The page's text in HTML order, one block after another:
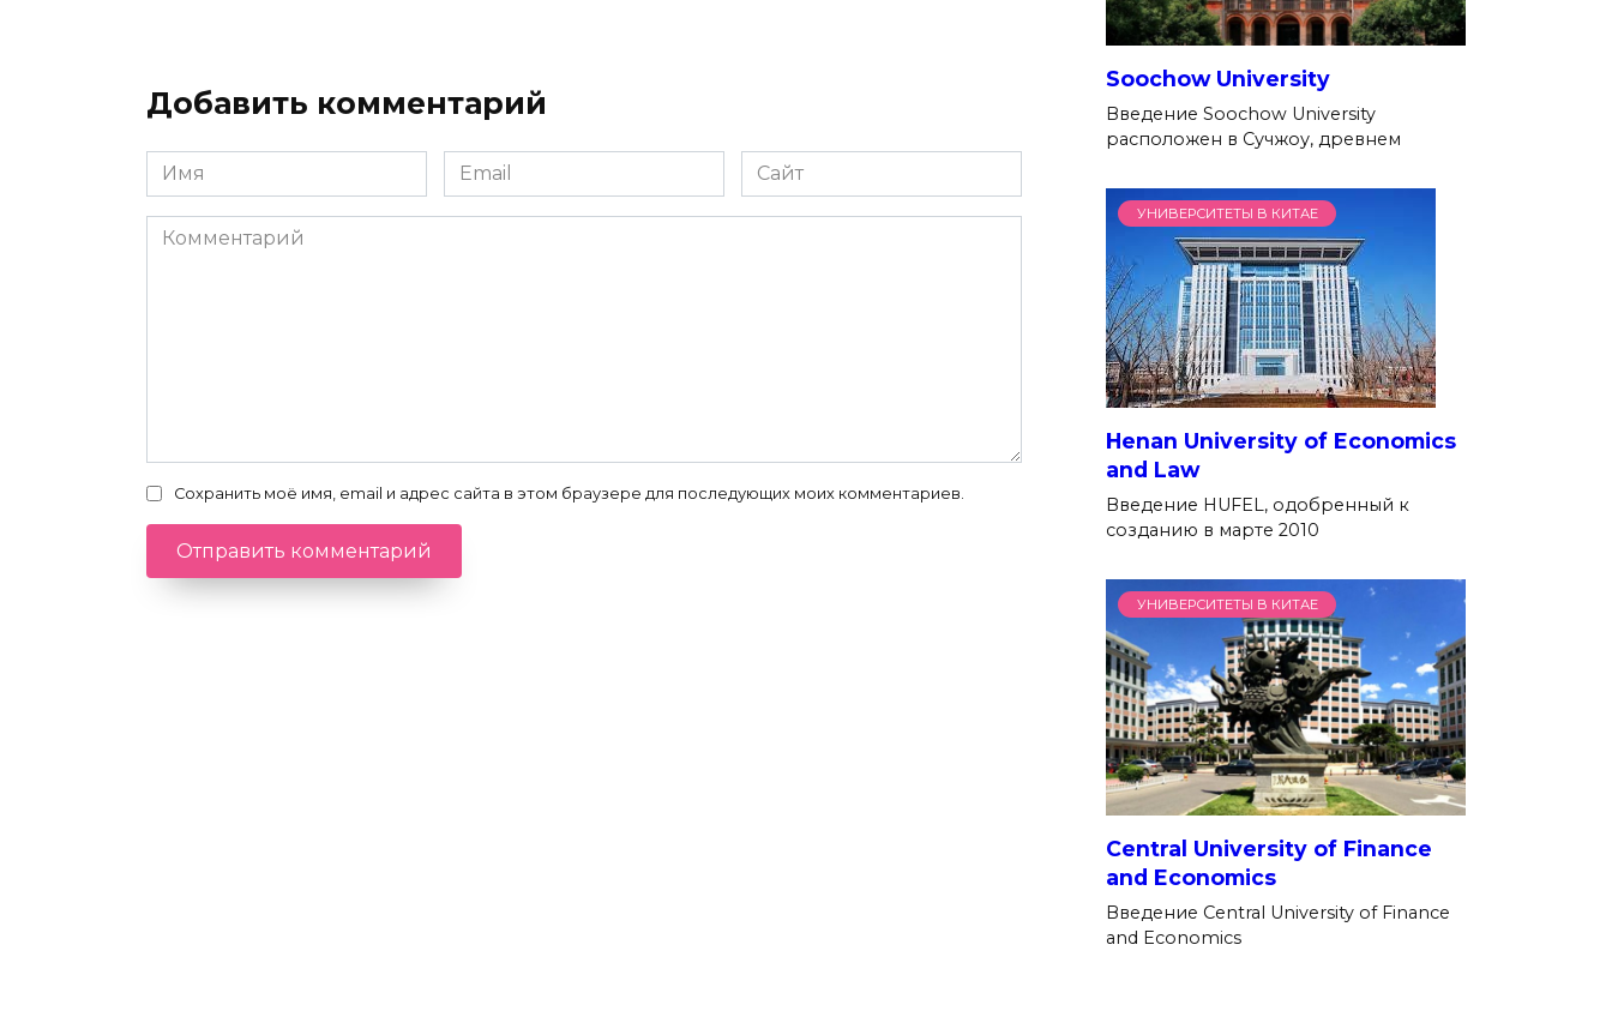
Добавить комментарий
Имя
*
Email
*
Сайт
Комментарий
Сохранить моё имя, email и адрес сайта в этом браузере для последующих моих комментариев.
Soochow University
Введение Soochow University
расположен в Сучжоу, древнем
УНИВЕРСИТЕТЫ В КИТАЕ
Henan University of Economics
and Law
Введение HUFEL, одобренный к
созданию в марте 2010
УНИВЕРСИТЕТЫ В КИТАЕ
Central University of Finance
and Economics
Введение Central University of Finance
and Economics